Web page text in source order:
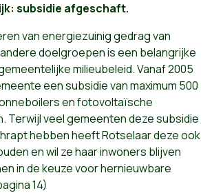
subsidie afgeschaft.
van energiezuinig gedrag van
doelgroepen is een belangrijke
milieubeleid. Vanaf 2005
een subsidie van maximum 500
en fotovoltaïsche
Terwijl veel gemeenten deze subsidie
hebben heeft Rotselaar deze ook
en wil ze haar inwoners blijven
in de keuze voor hernieuwbare
14)